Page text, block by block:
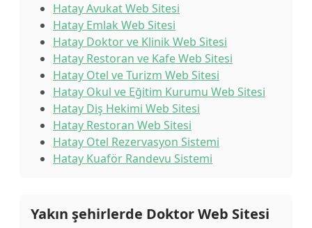
Hatay Avukat Web Sitesi
Hatay Emlak Web Sitesi
Hatay Doktor ve Klinik Web Sitesi
Hatay Restoran ve Kafe Web Sitesi
Hatay Otel ve Turizm Web Sitesi
Hatay Okul ve Eğitim Kurumu Web Sitesi
Hatay Diş Hekimi Web Sitesi
Hatay Restoran Web Sitesi
Hatay Otel Rezervasyon Sistemi
Hatay Kuaför Randevu Sistemi
Yakın şehirlerde Doktor Web Sitesi